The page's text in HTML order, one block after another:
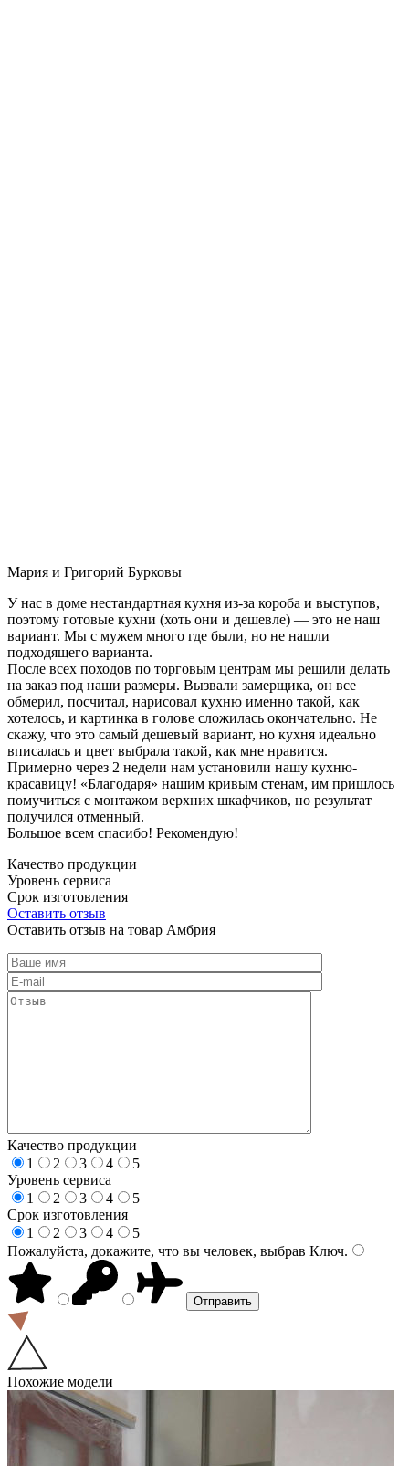
Мария и Григорий Бурковы
У нас в доме нестандартная кухня из-за короба и выступов,
поэтому готовые кухни (хоть они и дешевле) — это не наш
вариант. Мы с мужем много где были, но не нашли
подходящего варианта.
После всех походов по торговым центрам мы решили делать
на заказ под наши размеры. Вызвали замерщика, он все
обмерил, посчитал, нарисовал кухню именно такой, как
хотелось, и картинка в голове сложилась окончательно. Не
скажу, что это самый дешевый вариант, но кухня идеально
вписалась и цвет выбрала такой, как мне нравится.
Примерно через 2 недели нам установили нашу кухню-
красавицу! «Благодаря» нашим кривым стенам, им пришлось
помучиться с монтажом верхних шкафчиков, но результат
получился отменный.
Большое всем спасибо! Рекомендую!
Качество продукции
Уровень сервиса
Срок изготовления
Оставить отзыв
Оставить отзыв на товар Амбрия
Качество продукции
1
2 3 4
5
Уровень сервиса
1
2 3 4
5
Срок изготовления
1
2 3 4
5
Пожалуйста, докажите, что вы человек, выбрав Ключ.
Похожие модели